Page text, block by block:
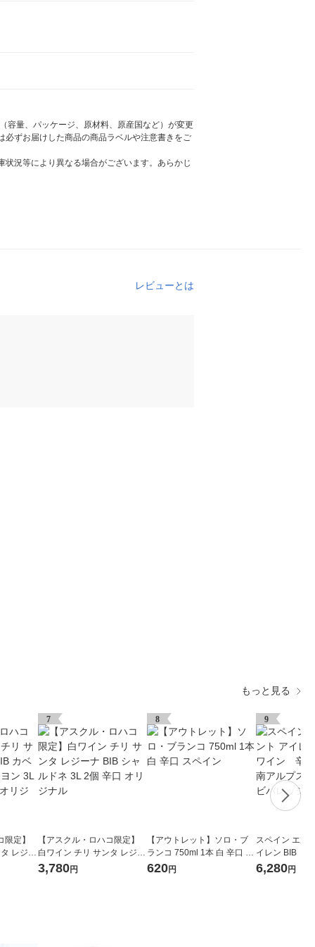
容量、パッケージ、原材料、原産国など）が変更
ずお届けした商品の商品ラベルや注意書きをご
況等により異なる場合がございます。あらかじ
レビューとは
もっと見る
限定】
レジー
ヴィニ
7
【アスクル・ロハコ限定】
白ワイン チリ サンタ レジー
ナ BIB シャルドネ 3L 2個 辛
3,780円
8
【アウトレット】ソロ・ブ
ランコ 750ml 1本 白 辛口 ス
ペイン
620円
9
スペイン エル
イレン BIB
3L 4個 南アル
6,280円